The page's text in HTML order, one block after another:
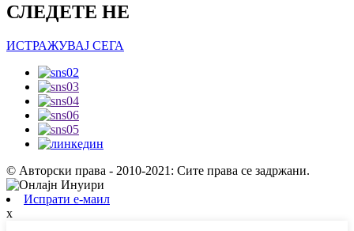
СЛЕДЕТЕ НЕ
ИСТРАЖУВАЈ СЕГА
© Авторски права - 2010-2021: Сите права се задржани.
Испрати е-маил
x